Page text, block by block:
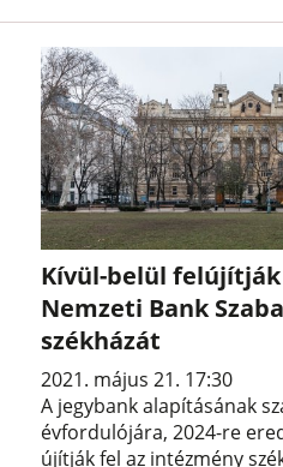
Kívül-belül felújítják
Nemzeti Bank
székházát
2021. május 21. 17:30
A jegybank alapításának
évfordulójára, 2024-re
újítják fel az intézmény